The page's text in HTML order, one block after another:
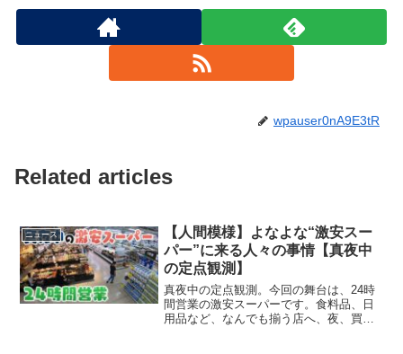
wpauser0nA9E3tR
Related articles
ニュース
【人間模様】よなよな“激安スー
パー”に来る人々の事情【真夜中
の定点観測】
真夜中の定点観測。今回の舞台は、24時
間営業の激安スーパーです。食料品、日
用品など、なんでも揃う店へ、夜、買い